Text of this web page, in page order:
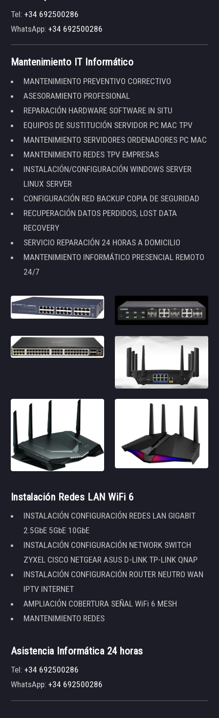
Tel:+34 692500286
WhatsApp:+34 692500286
Mantenimiento IT Informático
MANTENIMIENTO PREVENTIVO CORRECTIVO
ASESORAMIENTO PROFESIONAL
REPARACIÓN HARDWARE SOFTWARE IN SITU
EQUIPOS DE SUSTITUCIÓN SERVIDOR PC MAC TPV
MANTENIMIENTO SERVIDORES ORDENADORES PC MAC
MANTENIMIENTO REDES TPV EMPRESAS
INSTALACIÓN/CONFIGURACIÓN WINDOWS SERVER
LINUX SERVER
CONFIGURACIÓN RED BACKUP COPIA DE SEGURIDAD
RECUPERACIÓN DATOS PERDIDOS, LOST DATA
RECOVERY
SERVICIO REPARACIÓN 24 HORAS A DOMICILIO
MANTENIMIENTO INFORMÁTICO PRESENCIAL REMOTO
24/7
Instalación Redes LAN WiFi 6
INSTALACIÓN CONFIGURACIÓN REDES LAN GIGABIT
2.5GbE 5GbE 10GbE
INSTALACIÓN CONFIGURACIÓN NETWORK SWITCH
ZYXEL CISCO NETGEAR ASUS D-LINK TP-LINK QNAP
INSTALACIÓN CONFIGURACIÓN ROUTER NEUTRO WAN
IPTV INTERNET
AMPLIACIÓN COBERTURA SEÑAL WiFi 6 MESH
MANTENIMIENTO REDES
Asistencia Informática 24 horas
Tel:+34 692500286
WhatsApp:+34 692500286